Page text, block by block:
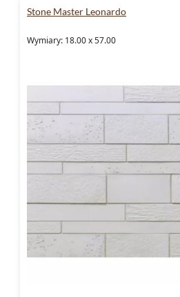
Stone Master Leonardo
Wymiary: 18.00 x 57.00